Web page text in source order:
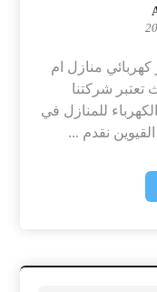
كهربائي منازل ام
حيث تعتبر شركتنا
للمنازل في
نقدم ...